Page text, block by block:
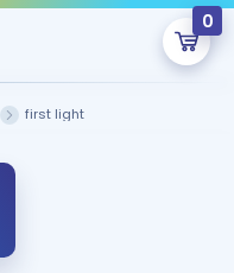
0
Boş.
onlarca eğitim seni
first light